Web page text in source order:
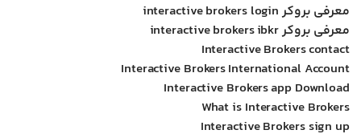
معرفی بروکر interactive brokers login
معرفی بروکر interactive brokers ibkr
Interactive Brokers contact
Interactive Brokers International Account
Interactive Brokers app Download
What is Interactive Brokers
Interactive Brokers sign up